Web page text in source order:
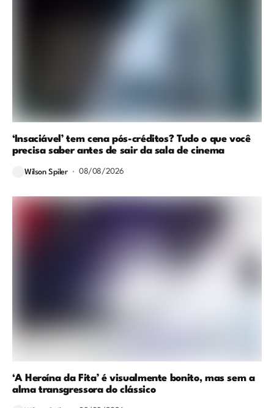
‘Insaciável’ tem cena pós-créditos? Tudo o que você
precisa saber antes de sair da sala de cinema
Wilson Spiler 08/08/2026
‘A Heroína da Fita’ é visualmente bonito, mas sem a
alma transgressora do clássico